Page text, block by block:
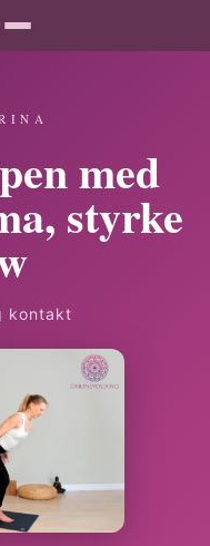
med
styrke
kontakt